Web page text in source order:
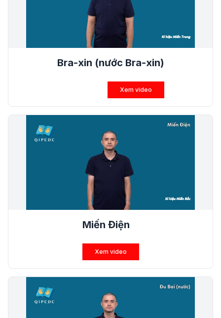
Bra-xin (nước Bra-xin)
Xem video
Miến Điện
Xem video